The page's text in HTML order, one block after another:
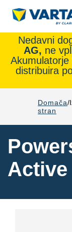
Nedavni
AG, ne
Akumulatorje
distribuira
Domača
stran
Active